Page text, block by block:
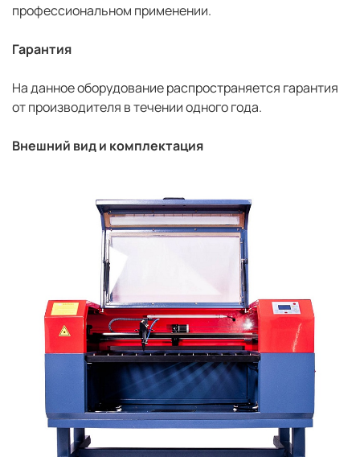
профессиональном применении.
Гарантия
На данное оборудование распространяется гарантия
от производителя в течении одного года.
Внешний вид и комплектация